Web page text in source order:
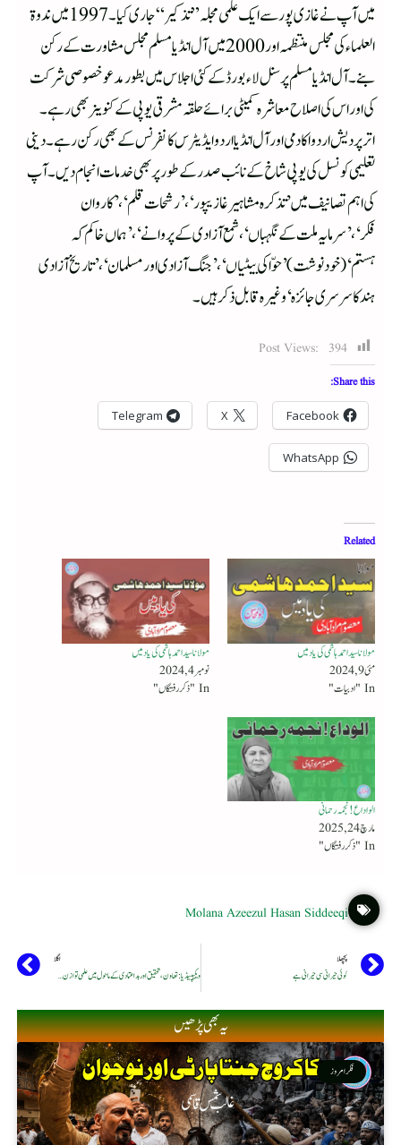
میں آپ نے غازی پور سے ایک علمی مجلہ”تذکیر“ جاری کیا۔ 1997میں ندوۃ
العلماء کی مجلس منتظمہ اور2000میں آل انڈیا مسلم مجلس مشاورت کے رکن
بنے۔آل انڈیا مسلم پرسنل لاء بورڈ کے کئی اجلاس میں بطورمدعو خصوصی شرکت
کی اور اس کی اصلاح معاشرہ کمیٹی برائے حلقہ مشرقی یوپی کے کنوینر بھی رہے۔
اترپردیش اردواکادمی اور آل انڈیا اردو ایڈیٹر س کانفرنس کے بھی رکن رہے۔دینی
تعلیمی کونسل کی یوپی شاخ کے نائب صدر کے طورپر بھی خدمات انجام دیں۔آپ
کی اہم تصانیف میں ’تذکرہ مشاہیر غازیپور‘، ’رشحات قلم‘، ’کاروان
فکر‘،’سرمایہ ملت کے نگہباں‘، شمع آزادی کے پروانے‘،’ہماں خاکم کہ
ہستم‘(خودنوشت)’حوّ ا کی بیٹیاں‘، ’جنگ آزادی اور مسلمان‘،’تاریخ آزادی
ہند کا سرسری جائزہ‘وغیرہ قابل ذکر ہیں۔
Post Views: 394
Share this:
Facebook
X
Telegram
WhatsApp
Related
مولانا سید احمد ہاشمی کی یاد میں
مئی 9, 2024
In "ادبیات"
مولانا سید احمد ہاشمی کی یاد میں
نومبر 4, 2024
In "ذکر رفتگاں"
الواداع! نجمہ رحمانی
مارچ 24, 2025
In "ذکر رفتگاں"
Molana Azeezul Hasan Siddeeqi
پچھلا
کوئی حیرانی سی حیرانی ہے
اگلا
ویکیپیڈیا: تعاون، تحقیق اور بداعتمادی کے ماحول میں علمی توازن کی ضرورت
یہ بھی پڑھیں
فکر امروز